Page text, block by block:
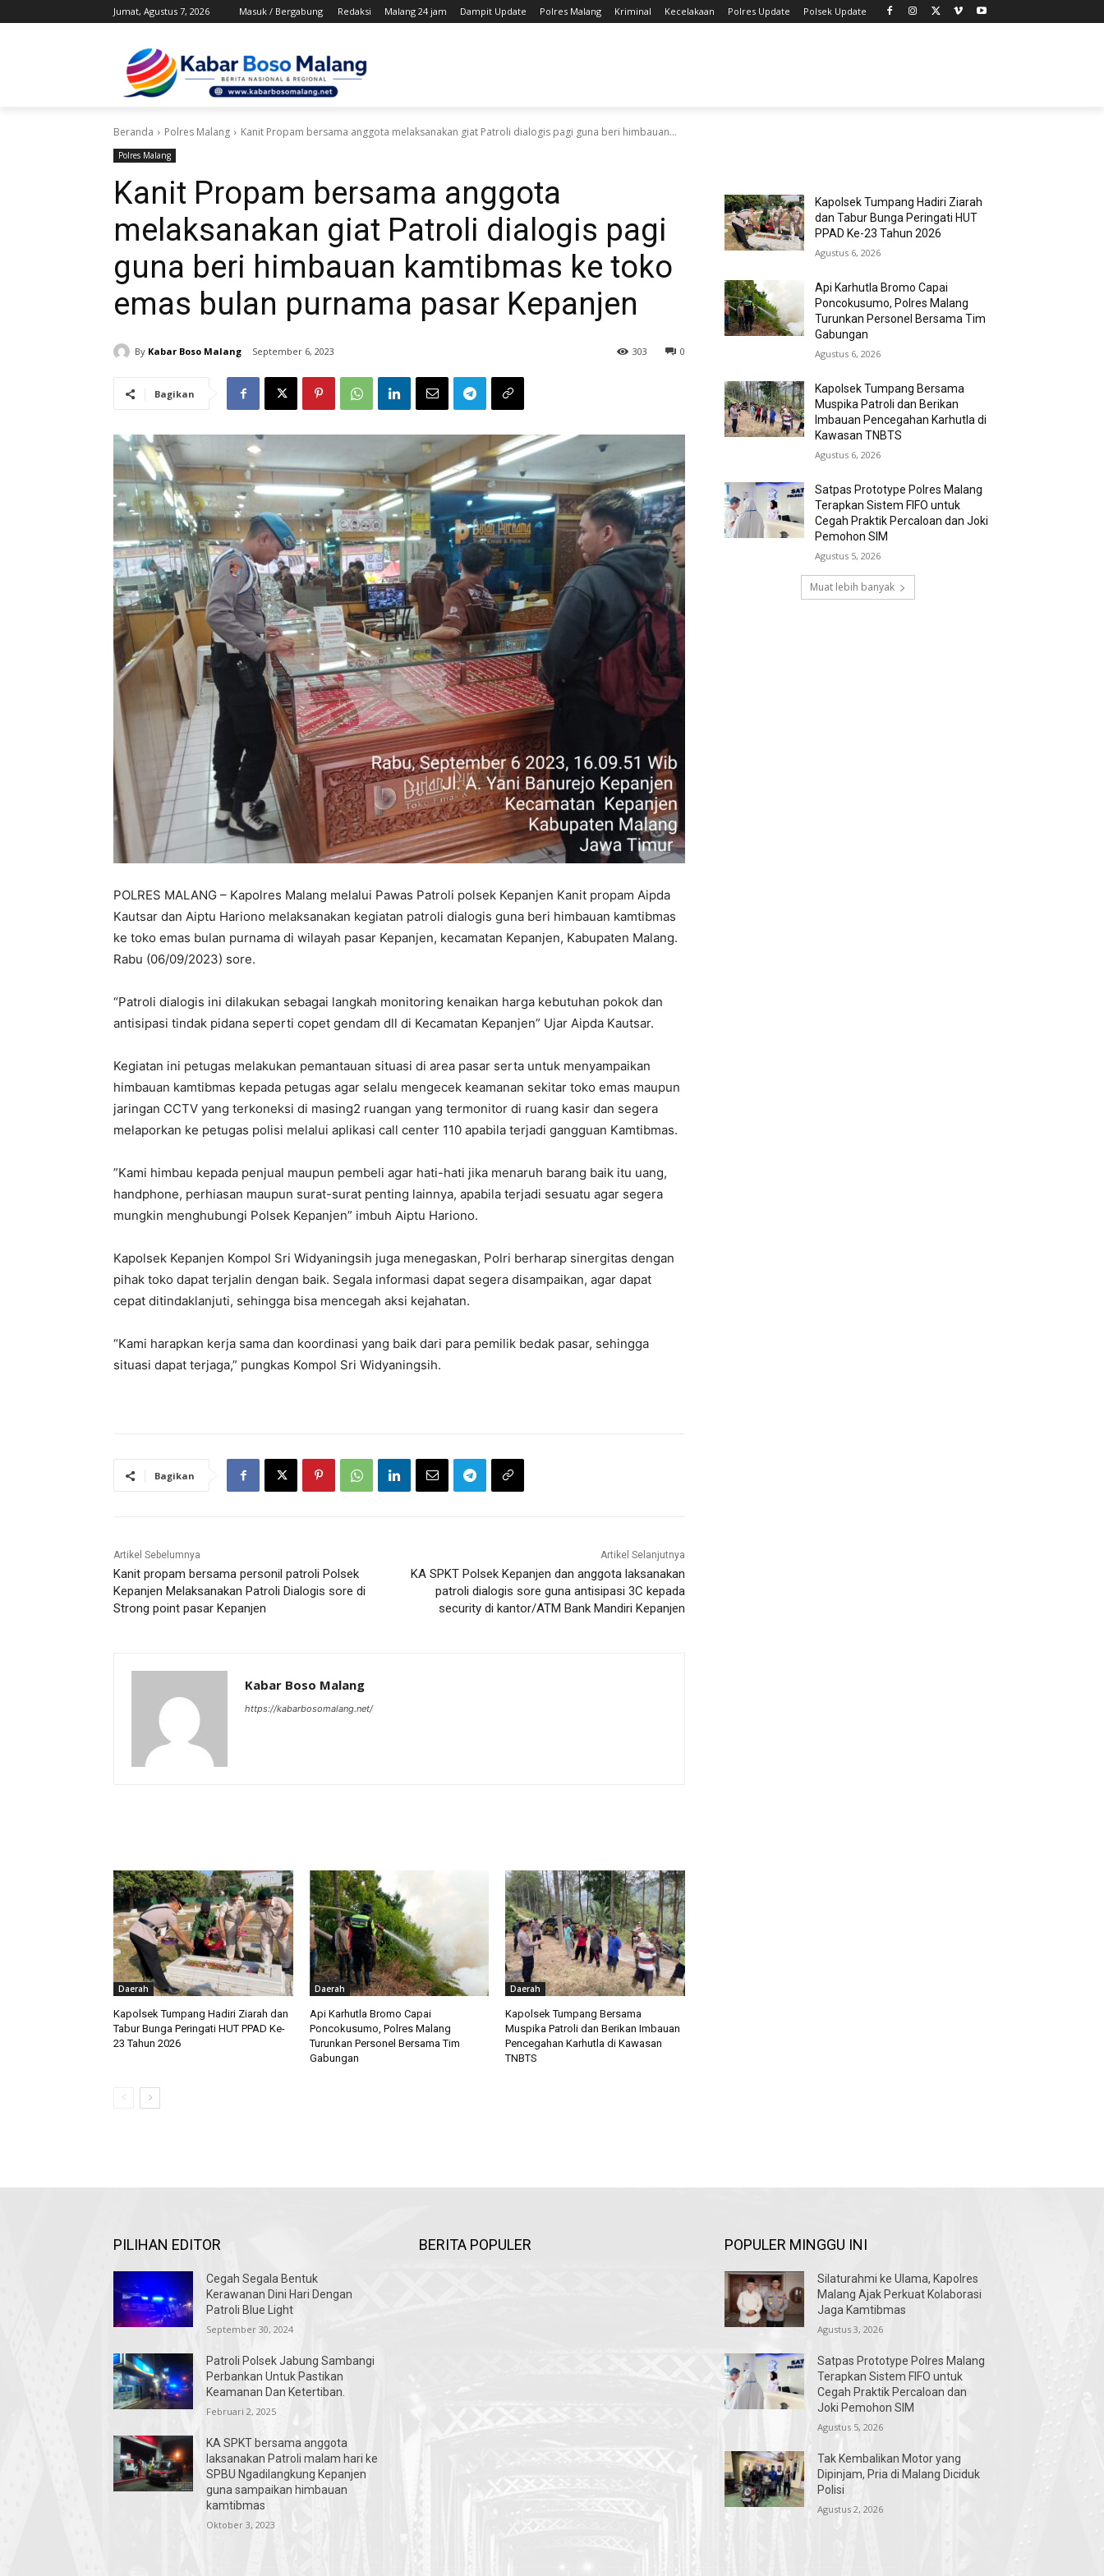
Jumat, Agustus 7, 2026 Masuk / Bergabung Redaksi Malang 24 jam Dampit Update Polres Malang Kriminal Kecelakaan Polres Update Polsek Update
Beranda Polres Malang Kanit Propam bersama anggota melaksanakan giat Patroli dialogis pagi guna beri himbauan...
Polres Malang
Kanit Propam bersama anggota
melaksanakan giat Patroli dialogis pagi
guna beri himbauan kamtibmas ke toko
emas bulan purnama pasar Kepanjen
By Kabar Boso Malang September 6, 2023 0
303
Bagikan
POLRES MALANG – Kapolres Malang melalui Pawas Patroli polsek Kepanjen Kanit propam Aipda
Kautsar dan Aiptu Hariono melaksanakan kegiatan patroli dialogis guna beri himbauan kamtibmas
ke toko emas bulan purnama di wilayah pasar Kepanjen, kecamatan Kepanjen, Kabupaten Malang.
Rabu (06/09/2023) sore.
“Patroli dialogis ini dilakukan sebagai langkah monitoring kenaikan harga kebutuhan pokok dan
antisipasi tindak pidana seperti copet gendam dll di Kecamatan Kepanjen” Ujar Aipda Kautsar.
Kegiatan ini petugas melakukan pemantauan situasi di area pasar serta untuk menyampaikan
himbauan kamtibmas kepada petugas agar selalu mengecek keamanan sekitar toko emas maupun
jaringan CCTV yang terkoneksi di masing2 ruangan yang termonitor di ruang kasir dan segera
melaporkan ke petugas polisi melalui aplikasi call center 110 apabila terjadi gangguan Kamtibmas.
”Kami himbau kepada penjual maupun pembeli agar hati-hati jika menaruh barang baik itu uang,
handphone, perhiasan maupun surat-surat penting lainnya, apabila terjadi sesuatu agar segera
mungkin menghubungi Polsek Kepanjen” imbuh Aiptu Hariono.
Kapolsek Kepanjen Kompol Sri Widyaningsih juga menegaskan, Polri berharap sinergitas dengan
pihak toko dapat terjalin dengan baik. Segala informasi dapat segera disampaikan, agar dapat
cepat ditindaklanjuti, sehingga bisa mencegah aksi kejahatan.
“Kami harapkan kerja sama dan koordinasi yang baik dari para pemilik bedak pasar, sehingga
situasi dapat terjaga,” pungkas Kompol Sri Widyaningsih.
Bagikan
Artikel Sebelumnya
Kanit propam bersama personil patroli Polsek
Kepanjen Melaksanakan Patroli Dialogis sore di
Strong point pasar Kepanjen
Artikel Selanjutnya
KA SPKT Polsek Kepanjen dan anggota laksanakan
patroli dialogis sore guna antisipasi 3C kepada
security di kantor/ATM Bank Mandiri Kepanjen
Kabar Boso Malang
https://kabarbosomalang.net/
Daerah
Kapolsek Tumpang Hadiri Ziarah dan
Tabur Bunga Peringati HUT PPAD Ke-
23 Tahun 2026
Daerah
Api Karhutla Bromo Capai
Poncokusumo, Polres Malang
Turunkan Personel Bersama Tim
Gabungan
Daerah
Kapolsek Tumpang Bersama
Muspika Patroli dan Berikan Imbauan
Pencegahan Karhutla di Kawasan
TNBTS
Kapolsek Tumpang Hadiri Ziarah
dan Tabur Bunga Peringati HUT
PPAD Ke-23 Tahun 2026
Agustus 6, 2026
Api Karhutla Bromo Capai
Poncokusumo, Polres Malang
Turunkan Personel Bersama Tim
Gabungan
Agustus 6, 2026
Kapolsek Tumpang Bersama
Muspika Patroli dan Berikan
Imbauan Pencegahan Karhutla di
Kawasan TNBTS
Agustus 6, 2026
Satpas Prototype Polres Malang
Terapkan Sistem FIFO untuk
Cegah Praktik Percaloan dan Joki
Pemohon SIM
Agustus 5, 2026
Muat lebih banyak
PILIHAN EDITOR
Cegah Segala Bentuk
Kerawanan Dini Hari Dengan
Patroli Blue Light
September 30, 2024
Patroli Polsek Jabung Sambangi
Perbankan Untuk Pastikan
Keamanan Dan Ketertiban.
Februari 2, 2025
KA SPKT bersama anggota
laksanakan Patroli malam hari ke
SPBU Ngadilangkung Kepanjen
guna sampaikan himbauan
kamtibmas
Oktober 3, 2023
BERITA POPULER POPULER MINGGU INI
Silaturahmi ke Ulama, Kapolres
Malang Ajak Perkuat Kolaborasi
Jaga Kamtibmas
Agustus 3, 2026
Satpas Prototype Polres Malang
Terapkan Sistem FIFO untuk
Cegah Praktik Percaloan dan
Joki Pemohon SIM
Agustus 5, 2026
Tak Kembalikan Motor yang
Dipinjam, Pria di Malang Diciduk
Polisi
Agustus 2, 2026